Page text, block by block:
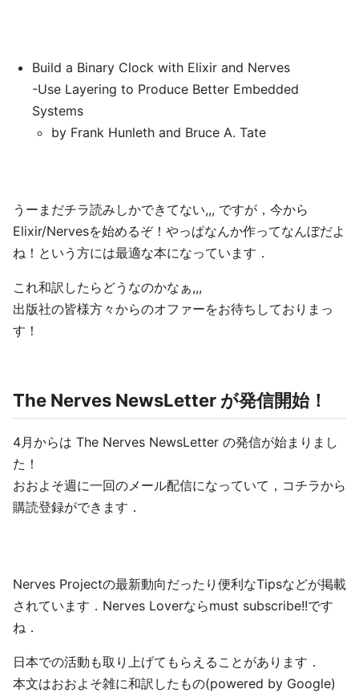
Build a Binary Clock with Elixir and Nerves
-Use Layering to Produce Better Embedded
Systems
by Frank Hunleth and Bruce A. Tate
うーまだチラ読みしかできてない,,, ですが，今から
Elixir/Nervesを始めるぞ！やっぱなんか作ってなんぼだよ
ね！という方には最適な本になっています．
これ和訳したらどうなのかなぁ,,,
出版社の皆様方々からのオファーをお待ちしておりまっ
す！
The Nerves NewsLetter が発信開始！
4月からは The Nerves NewsLetter の発信が始まりまし
た！
おおよそ週に一回のメール配信になっていて，コチラから
購読登録ができます．
Nerves Projectの最新動向だったり便利なTipsなどが掲載
されています．Nerves Loverならmust subscribe!!です
ね．
日本での活動も取り上げてもらえることがあります．
本文はおおよそ雑に和訳したもの(powered by Google)